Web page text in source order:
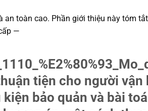
toàn cao. Phần giới thiệu này tóm
—
tiện cho người vận
bảo quản và bài